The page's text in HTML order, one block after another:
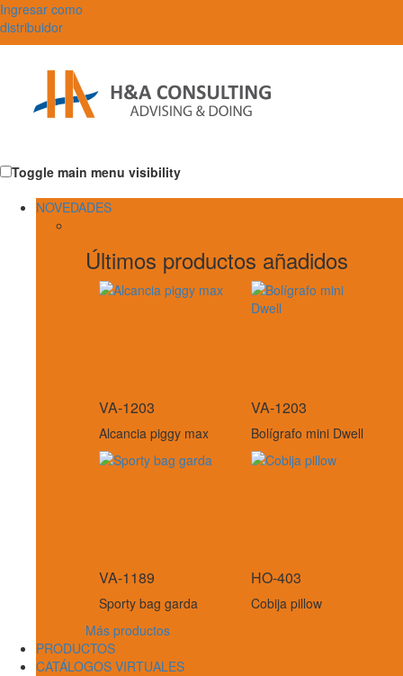
Ingresar como
distribuidor
Toggle main menu visibility
NOVEDADES
Últimos productos añadidos
VA-1203
Alcancia piggy max
VA-1203
Bolígrafo mini Dwell
VA-1189
Sporty bag garda
HO-403
Cobija pillow
Más productos
PRODUCTOS
CATÁLOGOS VIRTUALES